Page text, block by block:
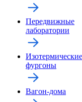
Передвижные
лаборатории
Изотермические
фургоны
Вагон-дома